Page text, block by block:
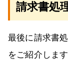
請求書処
最後に請求書
をご紹介します